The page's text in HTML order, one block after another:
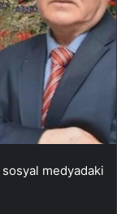
sosyal medyadaki